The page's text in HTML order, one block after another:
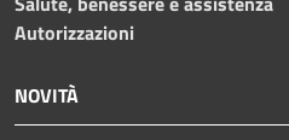
Autorizzazioni
NOVITÀ